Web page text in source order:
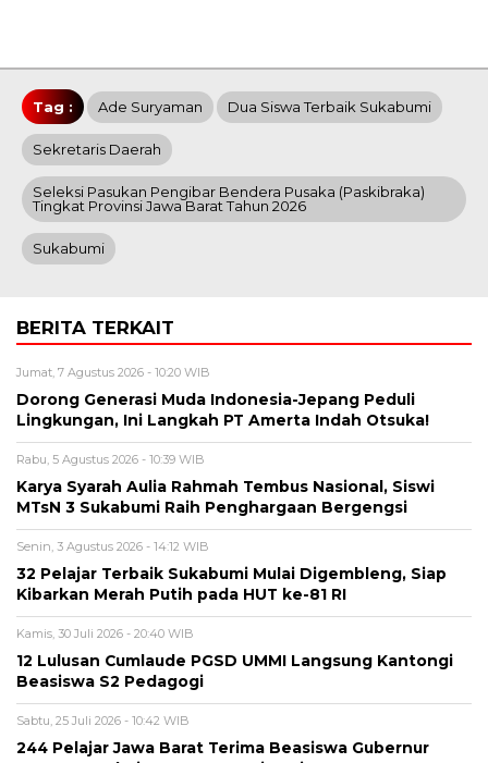
Tag : Ade Suryaman Dua Siswa Terbaik Sukabumi
Sekretaris Daerah
Seleksi Pasukan Pengibar Bendera Pusaka (Paskibraka)
Tingkat Provinsi Jawa Barat Tahun 2026
Sukabumi
BERITA TERKAIT
Jumat, 7 Agustus 2026 - 10:20 WIB
Dorong Generasi Muda Indonesia-Jepang Peduli
Lingkungan, Ini Langkah PT Amerta Indah Otsuka!
Rabu, 5 Agustus 2026 - 10:39 WIB
Karya Syarah Aulia Rahmah Tembus Nasional, Siswi
MTsN 3 Sukabumi Raih Penghargaan Bergengsi
Senin, 3 Agustus 2026 - 14:12 WIB
32 Pelajar Terbaik Sukabumi Mulai Digembleng, Siap
Kibarkan Merah Putih pada HUT ke-81 RI
Kamis, 30 Juli 2026 - 20:40 WIB
12 Lulusan Cumlaude PGSD UMMI Langsung Kantongi
Beasiswa S2 Pedagogi
Sabtu, 25 Juli 2026 - 10:42 WIB
244 Pelajar Jawa Barat Terima Beasiswa Gubernur